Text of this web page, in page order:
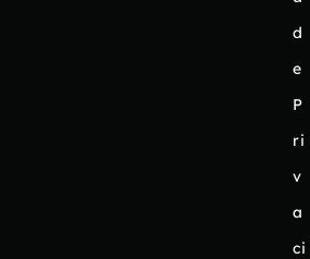
d
e
P
ri
v
a
ci